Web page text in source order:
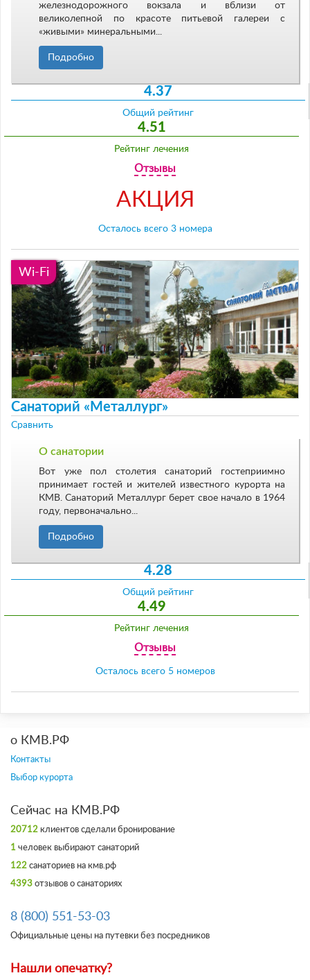
железнодорожного вокзала и вблизи от
великолепной по красоте питьевой галереи с
«живыми» минеральными...
Подробно
4.37
Общий рейтинг
4.51
Рейтинг лечения
Отзывы
АКЦИЯ
Осталось всего 3 номера
Wi-Fi
Санаторий «Металлург»
Сравнить
О санатории
Вот уже пол столетия санаторий гостеприимно
принимает гостей и жителей известного курорта на
КМВ. Санаторий Металлург берет свое начало в 1964
году, первоначально...
Подробно
4.28
Общий рейтинг
4.49
Рейтинг лечения
Отзывы
Осталось всего 5 номеров
о КМВ.РФ
Контакты
Выбор курорта
Сейчас на КМВ.РФ
20712 клиентов сделали бронирование
1 человек выбирают санаторий
122 санаториев на кмв.рф
4393 отзывов о санаториях
8 (800) 551-53-03
Официальные цены на путевки без посредников
Нашли опечатку?